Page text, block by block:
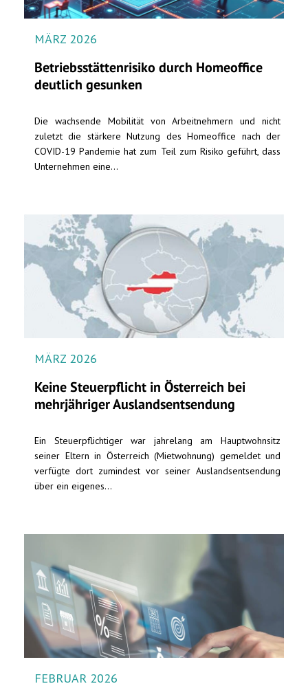
MÄRZ 2026
Betriebsstättenrisiko durch Homeoffice
deutlich gesunken
Die wachsende Mobilität von Arbeitnehmern und nicht
zuletzt die stärkere Nutzung des Homeoffice nach der
COVID-19 Pandemie hat zum Teil zum Risiko geführt, dass
Unternehmen eine...
MÄRZ 2026
Keine Steuerpflicht in Österreich bei
mehrjähriger Auslandsentsendung
Ein Steuerpflichtiger war jahrelang am Hauptwohnsitz
seiner Eltern in Österreich (Mietwohnung) gemeldet und
verfügte dort zumindest vor seiner Auslandsentsendung
über ein eigenes...
FEBRUAR 2026